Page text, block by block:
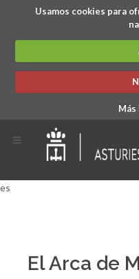
Usamos cookies para
es
El Arca de